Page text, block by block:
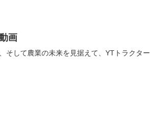
画
そして農業の未来を見据えて、YTトラクター